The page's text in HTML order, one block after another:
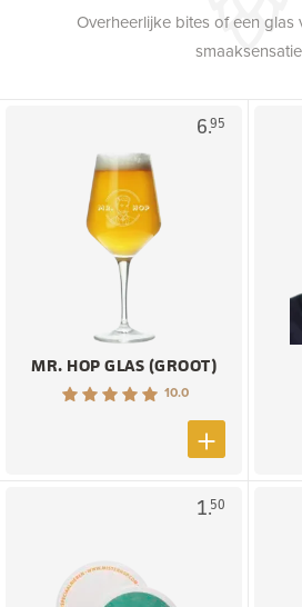
Overheerlijke bites of een
smaaksensatie
6.95
MR. HOP GLAS (GROOT)
10.0
1.50